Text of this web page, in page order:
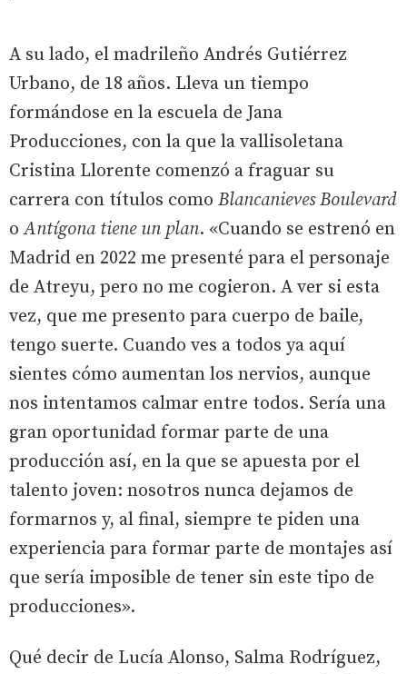
A su lado, el madrileño Andrés Gutiérrez
Urbano, de 18 años. Lleva un tiempo
formándose en la escuela de Jana
Producciones, con la que la vallisoletana
Cristina Llorente comenzó a fraguar su
carrera con títulos como Blancanieves Boulevard
oAntígona tiene un plan. «Cuando se estrenó en
Madrid en 2022 me presenté para el personaje
de Atreyu, pero no me cogieron. A ver si esta
vez, que me presento para cuerpo de baile,
tengo suerte. Cuando ves a todos ya aquí
sientes cómo aumentan los nervios, aunque
nos intentamos calmar entre todos. Sería una
gran oportunidad formar parte de una
producción así, en la que se apuesta por el
talento joven: nosotros nunca dejamos de
formarnos y, al final, siempre te piden una
experiencia para formar parte de montajes así
que sería imposible de tener sin este tipo de
producciones».
Qué decir de Lucía Alonso, Salma Rodríguez,